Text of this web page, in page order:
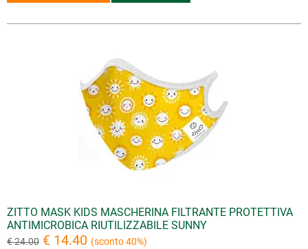
ZITTO MASK KIDS MASCHERINA FILTRANTE PROTETTIVA
ANTIMICROBICA RIUTILIZZABILE SUNNY
€ 24.00 € 14.40 (sconto 40%)